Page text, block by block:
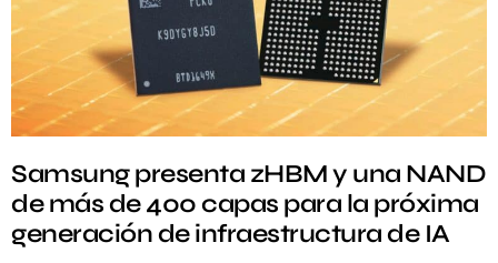
Samsung presenta zHBM y una NAND
de más de 400 capas para la próxima
generación de infraestructura de IA